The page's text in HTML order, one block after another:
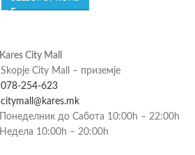
Kares City Mall
Skopje City Mall – приземје
078-254-623
citymall@kares.mk
Понеделник до Сабота 10:00h – 22:00h
Недела 10:00h – 20:00h